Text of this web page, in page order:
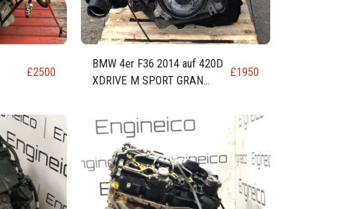
£2500
BMW 4er F36 2014 auf 420D
XDRIVE M SPORT GRAN
N47D20O1 (N47D20C)
£1950